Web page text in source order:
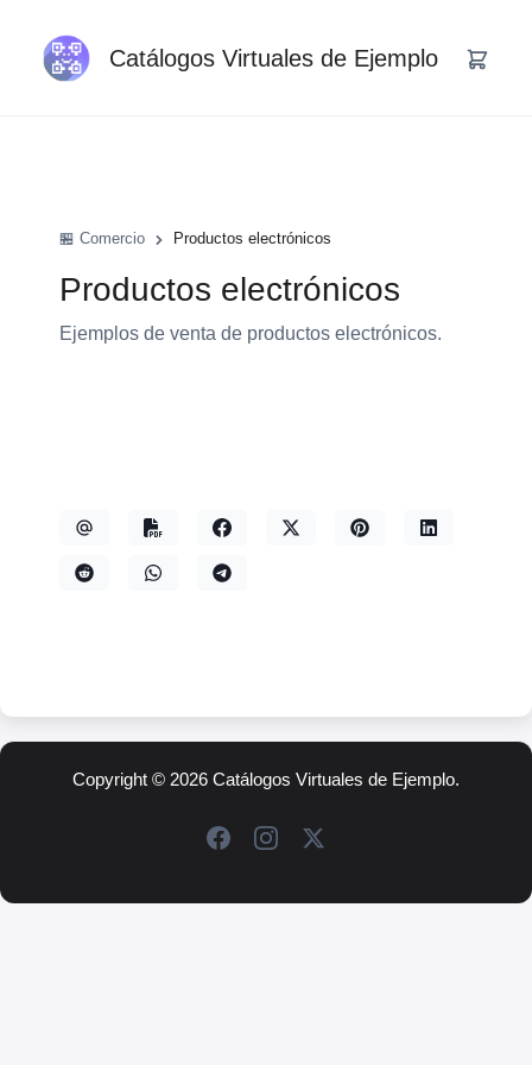
Catálogos Virtuales de Ejemplo
🏪 Comercio Productos electrónicos
Productos electrónicos
Ejemplos de venta de productos electrónicos.
Copyright © 2026 Catálogos Virtuales de Ejemplo.